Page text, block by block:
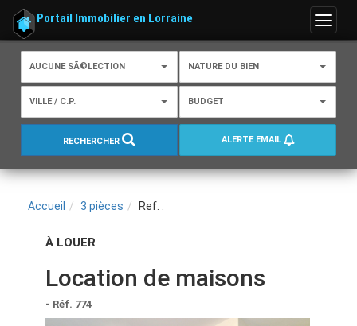
Menu
Portail Immobilier en Lorraine
AUCUNE SÃ©LECTION NATURE DU BIEN
VILLE / C.P. BUDGET
RECHERCHER ALERTE EMAIL
Accueil 3 pièces Ref. :
À LOUER
Location de maisons
- Réf. 774